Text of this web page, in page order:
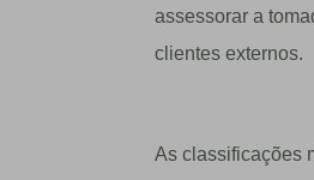
assessorar a
clientes externos.
As classificações